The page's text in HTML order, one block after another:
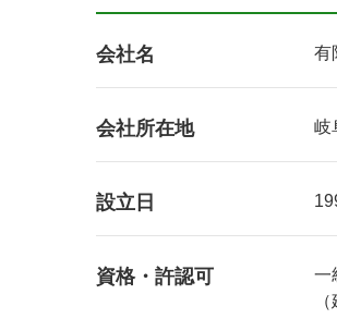
会社名 有
会社所在地 岐
設立日
資格・許認可
一